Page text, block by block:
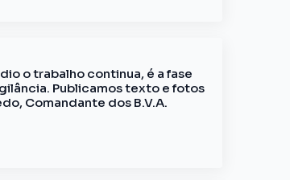
o trabalho continua, é a fase
Publicamos texto e fotos
Comandante dos B.V.A.